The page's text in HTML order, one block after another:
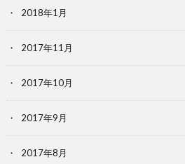
2018年1月
2017年11月
2017年10月
2017年9月
2017年8月